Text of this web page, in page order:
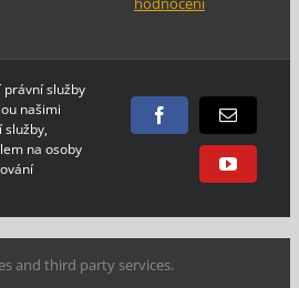
právní služby
našimi
služby,
na osoby
FacebookE-
mail
YouTube
and third party services.